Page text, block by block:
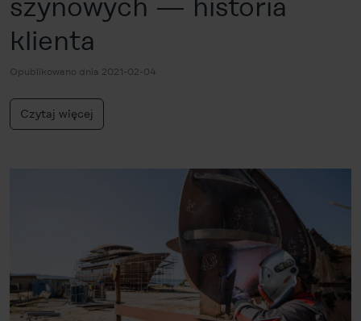
szynowych — historia
klienta
Opublikowano dnia 2021-02-04
Czytaj więcej